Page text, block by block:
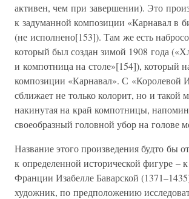
активен, чем при завершении). Это
к задуманной композиции «Карнавал в
(не исполнено[153]). Там же есть
который был создан зимой 1908 года
и компотница на столе»[154]), который
композиции «Карнавал». С «Королевой
сближает не только колорит, но и такой
накинутая на край компотницы,
своеобразный головной убор на голове
Название этого произведения будто бы
к определенной исторической фигуре –
Франции Изабелле Баварской
художник, по предположению